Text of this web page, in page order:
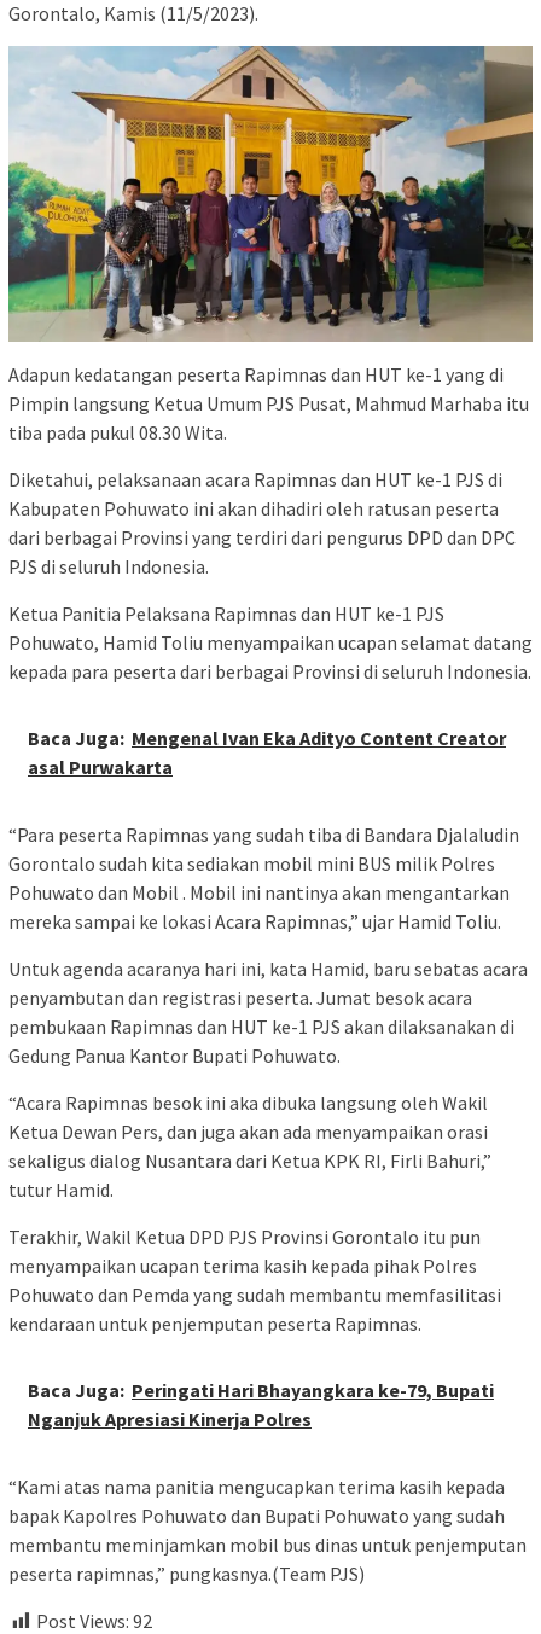
Gorontalo, Kamis (11/5/2023).
Adapun kedatangan peserta Rapimnas dan HUT ke-1 yang di
Pimpin langsung Ketua Umum PJS Pusat, Mahmud Marhaba itu
tiba pada pukul 08.30 Wita.
Diketahui, pelaksanaan acara Rapimnas dan HUT ke-1 PJS di
Kabupaten Pohuwato ini akan dihadiri oleh ratusan peserta
dari berbagai Provinsi yang terdiri dari pengurus DPD dan DPC
PJS di seluruh Indonesia.
Ketua Panitia Pelaksana Rapimnas dan HUT ke-1 PJS
Pohuwato, Hamid Toliu menyampaikan ucapan selamat datang
kepada para peserta dari berbagai Provinsi di seluruh Indonesia.
Baca Juga: Mengenal Ivan Eka Adityo Content Creator
asal Purwakarta
“Para peserta Rapimnas yang sudah tiba di Bandara Djalaludin
Gorontalo sudah kita sediakan mobil mini BUS milik Polres
Pohuwato dan Mobil . Mobil ini nantinya akan mengantarkan
mereka sampai ke lokasi Acara Rapimnas,” ujar Hamid Toliu.
Untuk agenda acaranya hari ini, kata Hamid, baru sebatas acara
penyambutan dan registrasi peserta. Jumat besok acara
pembukaan Rapimnas dan HUT ke-1 PJS akan dilaksanakan di
Gedung Panua Kantor Bupati Pohuwato.
“Acara Rapimnas besok ini aka dibuka langsung oleh Wakil
Ketua Dewan Pers, dan juga akan ada menyampaikan orasi
sekaligus dialog Nusantara dari Ketua KPK RI, Firli Bahuri,”
tutur Hamid.
Terakhir, Wakil Ketua DPD PJS Provinsi Gorontalo itu pun
menyampaikan ucapan terima kasih kepada pihak Polres
Pohuwato dan Pemda yang sudah membantu memfasilitasi
kendaraan untuk penjemputan peserta Rapimnas.
Baca Juga: Peringati Hari Bhayangkara ke-79, Bupati
Nganjuk Apresiasi Kinerja Polres
“Kami atas nama panitia mengucapkan terima kasih kepada
bapak Kapolres Pohuwato dan Bupati Pohuwato yang sudah
membantu meminjamkan mobil bus dinas untuk penjemputan
peserta rapimnas,” pungkasnya.(Team PJS)
Post Views: 92